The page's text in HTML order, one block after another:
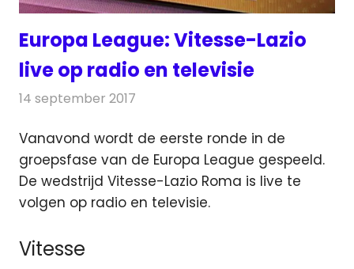
Europa League: Vitesse-Lazio
live op radio en televisie
14 september 2017
Vanavond wordt de eerste ronde in de
groepsfase van de Europa League gespeeld.
De wedstrijd Vitesse-Lazio Roma is live te
volgen op radio en televisie.
Vitesse